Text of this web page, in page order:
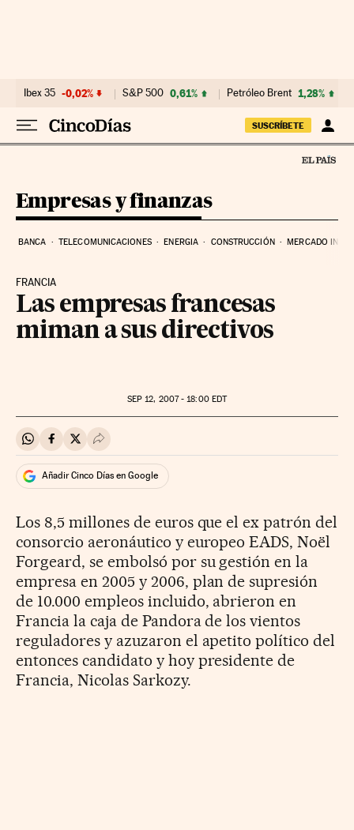
Ibex 35 -0,02% S&P 500 0,61% Petróleo Brent 1,28%
SUSCRÍBETE
Empresas y finanzas
BANCA TELECOMUNICACIONES ENERGIA CONSTRUCCIÓN MERCADO
FRANCIA
Las empresas francesas
miman a sus directivos
SEP 12, 2007 - 18:00EDT
Compartir en Whatsapp
Compartir en Facebook
Compartir en Twitter
Desplegar Redes Sociales
Añadir Cinco Días en Google
Los 8,5 millones de euros que el ex patrón del
consorcio aeronáutico y europeo EADS, Noël
Forgeard, se embolsó por su gestión en la
empresa en 2005 y 2006, plan de supresión
de 10.000 empleos incluido, abrieron en
Francia la caja de Pandora de los vientos
reguladores y azuzaron el apetito político del
entonces candidato y hoy presidente de
Francia, Nicolas Sarkozy.